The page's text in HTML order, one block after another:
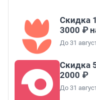
Скидка
3000 ₽
До 31
Скидка
2000 ₽
До 31